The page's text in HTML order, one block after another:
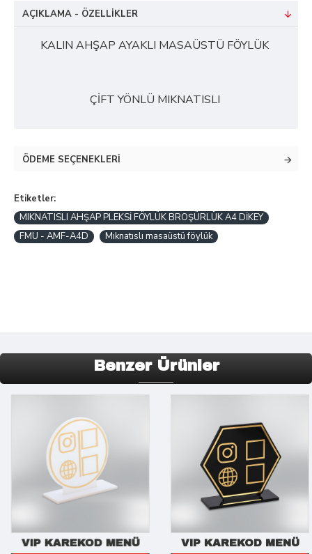
AÇIKLAMA - ÖZELLIKLER
KALIN AHŞAP AYAKLI MASAÜSTÜ FÖYLÜK
ÇİFT YÖNLÜ MIKNATISLI
ÖDEME SEÇENEKLERI
Etiketler:
MIKNATISLI AHŞAP PLEKSİ FÖYLÜK BROŞÜRLÜK A4 DİKEY
FMU - AMF-A4D
Mıknatıslı masaüstü föylük
Benzer Ürünler
VIP KAREKOD MENÜ VIP KAREKOD MENÜ